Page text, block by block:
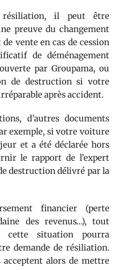
il peut être
preuve du changement
vente en cas de cession
de déménagement
par Groupama, ou
de destruction si votre
après accident.
d’autres documents
exemple, si votre voiture
et a été déclarée hors
le rapport de l’expert
destruction délivré par la
financier (perte
des revenus…), tout
cette situation pourra
demande de résiliation.
acceptent alors de mettre